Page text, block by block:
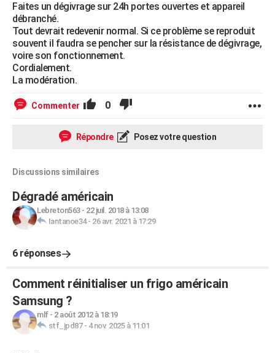
Bricolage
Lifestyle
Culture
Sport
Auto
Television
Voyage
Cinema
Faites un dégivrage sur 24h portes ouvertes et appareil
débranché.
Tout devrait redevenir normal. Si ce problème se reproduit
souvent il faudra se pencher sur la résistance de dégivrage,
voire son fonctionnement.
Cordialement.
La modération.
Commenter 0
Répondre Posez votre question
Discussions similaires
Dégradé américain
Lebreton563- 22 juil. 2018 à 13:08
Iantanoe34- 26 avr. 2021 à 17:29
6 réponses
Comment réinitialiser un frigo américain
Samsung ?
mlf- 2 août 2012 à 18:19
stf_jpd87- 4 nov. 2025 à 11:01